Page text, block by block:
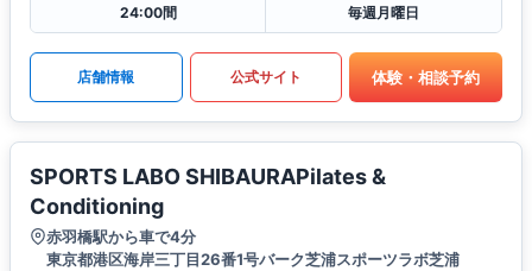
24:00間
毎週月曜日
店舗情報 公式サイト 体験・相談予約
SPORTS LABO SHIBAURAPilates &
Conditioning
赤羽橋駅から車で4分
東京都港区海岸三丁目26番1号バーク芝浦スポーツラボ芝浦